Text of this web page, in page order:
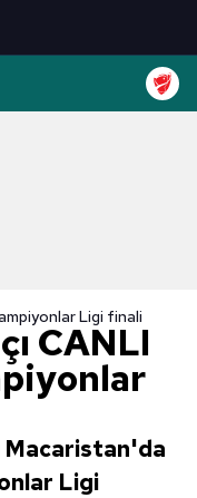
Ligi finali
CANLI
Ligi